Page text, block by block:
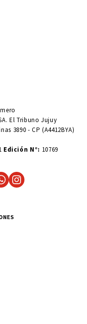
El Tribuno Jujuy
3890 - CP (A4412BYA)
Edición N°: 10769